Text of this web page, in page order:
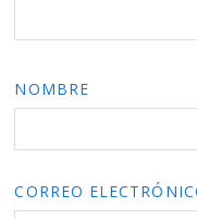
NOMBRE
CORREO